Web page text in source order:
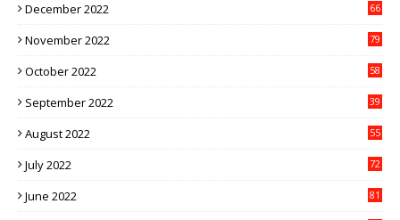
December 2022 66
November 2022 79
October 2022 58
September 2022 39
August 2022 55
July 2022 72
June 2022 81